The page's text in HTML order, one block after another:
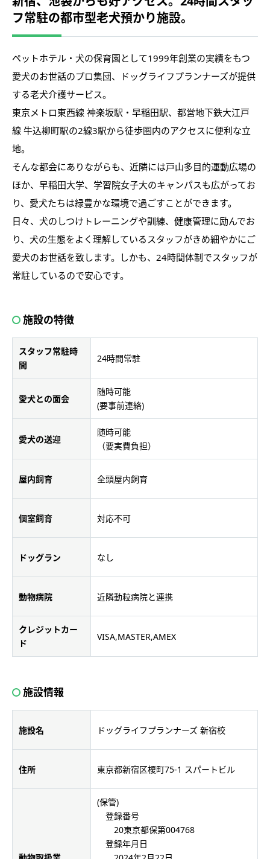
フ常駐の都市型老犬預かり施設。
ペットホテル・犬の保育園として1999年創業の実績をもつ
愛犬のお世話のプロ集団、ドッグライフプランナーズが提供
する老犬介護サービス。
東京メトロ東西線 神楽坂駅・早稲田駅、都営地下鉄大江戸
線 牛込柳町駅の2線3駅から徒歩圏内のアクセスに便利な立
地。
そんな都会にありながらも、近隣には戸山多目的運動広場の
ほか、早稲田大学、学習院女子大のキャンパスも広がってお
り、愛犬たちは緑豊かな環境で過ごすことができます。
日々、犬のしつけトレーニングや訓練、健康管理に励んでお
り、犬の生態をよく理解しているスタッフがきめ細やかにご
愛犬のお世話を致します。しかも、24時間体制でスタッフが
常駐しているので安心です。
施設の特徴
スタッフ常駐時
間
24時間常駐
愛犬との面会
随時可能
(要事前連絡)
愛犬の送迎
随時可能
（要実費負担）
屋内飼育 全頭屋内飼育
個室飼育 対応不可
ドッグラン なし
動物病院 近隣動粒病院と連携
クレジットカー
ド
VISA,MASTER,AMEX
施設情報
施設名 ドッグライフプランナーズ 新宿校
住所 東京都新宿区榎町75-1 スパートビル
(保管)
登録番号
20東京都保第004768
登録年月日